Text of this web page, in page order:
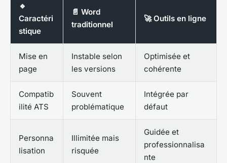
🔹
Caractéri
stique
📄 Word
traditionnel
🚀 Outils en ligne
Mise en
page
Instable selon
les versions
Optimisée et
cohérente
Compatib
ilité ATS
Souvent
problématique
Intégrée par
défaut
Personna
lisation
Illimitée mais
risquée
Guidée et
professionnalisa
nte